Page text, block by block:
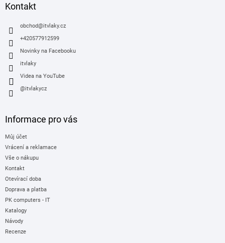
Kontakt
obchod@itvlaky.cz
+420577912599
Novinky na Facebooku
itvlaky
Videa na YouTube
@itvlakycz
Informace pro vás
Můj účet
Vrácení a reklamace
Vše o nákupu
Kontakt
Otevírací doba
Doprava a platba
PK computers - IT
Katalogy
Návody
Recenze